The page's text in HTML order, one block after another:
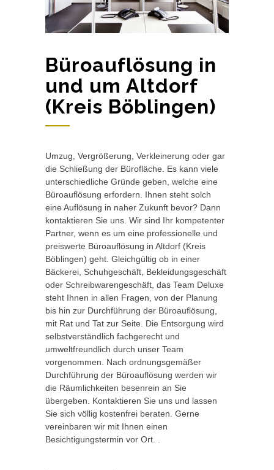
Büroauflösung in
und um Altdorf
(Kreis Böblingen)
Umzug, Vergrößerung, Verkleinerung oder gar
die Schließung der Bürofläche. Es kann viele
unterschiedliche Gründe geben, welche eine
Büroauflösung erfordern. Ihnen steht solch
eine Auflösung in naher Zukunft bevor? Dann
kontaktieren Sie uns. Wir sind Ihr kompetenter
Partner, wenn es um eine professionelle und
preiswerte Büroauflösung in Altdorf (Kreis
Böblingen) geht. Gleichgültig ob in einer
Bäckerei, Schuhgeschäft, Bekleidungsgeschäft
oder Schreibwarengeschäft, das Team Deluxe
steht Ihnen in allen Fragen, von der Planung
bis hin zur Durchführung der Büroauflösung,
mit Rat und Tat zur Seite. Die Entsorgung wird
selbstverständlich fachgerecht und
umweltfreundlich durch unser Team
vorgenommen. Nach ordnungsgemäßer
Durchführung der Büroauflösung werden wir
die Räumlichkeiten besenrein an Sie
übergeben. Kontaktieren Sie uns und lassen
Sie sich völlig kostenfrei beraten. Gerne
vereinbaren wir mit Ihnen einen
Besichtigungstermin vor Ort. .